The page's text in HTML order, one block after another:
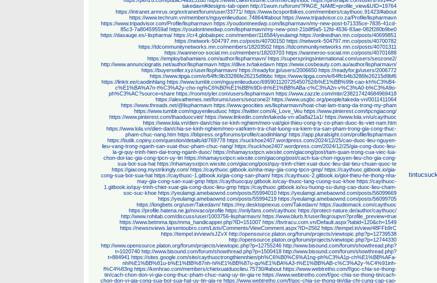
takedavn#designs-tab-open http://1wum.ru/forum/?PAGE_NAME=profile_view&UID=19764
https://intranet.armrus.org/extranet/forum/user/33771/ https://www.bcsportbikes.com/members/caythuoc.91423/#about
https://www.techrum.vn/members/nguyenlieuduoc.74864/#about https://www.tripadvisor.co.za/Profile/lispharmavn
https://www.tripadvisor.com/Profile/lispharmavn https://youdontneedwp.com/lispharmavn/my-new-post-b71335ce-7835-41cd-
85c3-7a80459559af https://youdontneedwp.com/lispharmavn/my-new-post-21b8f9a5-12fd-4536-83ae-082f280b9be0
https://dasauge.es/-lispharma/ https://cr4.globalspec.com/member/116584/yeulamgi https://onlinedhan.mn.co/posts/40699851
https://network-504797.mn.co/posts/40700150 https://network-504797.mn.co/posts/40700782
https://tdcommunitynetworks.mn.co/members/18203502 https://tdcommunitynetworks.mn.co/posts/40701311
https://wanneroo-social.mn.co/members/18203703 https://wanneroo-social.mn.co/posts/40701688
https://employbahamians.com/author/lispharmavn/ https://superspringsinternational.com/users/seozone2/
http://www.annunciogratis.net/author/lispharmavn https://dlive.tv/takedavn https://www.cosbeauty.com.au/author/lispharmavn/
https://buyerseller.xyz/user/lispharmavn/ https://readyfor.jp/users/2006650 https://readyfor.jp/users/2006772
https://www.tipga.com/e/64ffc9b33286fe26215d9bbc https://www.tipga.com/e/64ffcb4b3286fe26215d9bf6
https://linktr.ee/caodinhlang https://www.tumblr.com/nguyenlieuduoc/695901120725450752/b%E1%BB%99t-cao-kh%C3%B4-
c%E1%BA%A7n-t%C3%A2y-cho-ng%C6%B0%E1%BB%9Di-th%E1%BB%ABa-c%C3%A2n-v%C3%A0-b%C3%A9o-
ph%C3%AC?source=share https://roomstyler.com/users/lispharmavn https://www.zazzle.com/mbr/238217424684969418
https://alexathemes.net/forums/users/seozone2/ https://www.usgbc.org/people/takeda-vn/0011411064
https://www.threads.net/@lispharmavn https://www.geocities.ws/lispharmavn/hoat-chat-lam-trang-da-trong-my-pham
https://www.tumblr.com/nguyenlieuduoc https://twitter.com/Ai_Love_Veu https://www.pinterest.com/tpcngiacong/
https://www.pinterest.com/thaoduocviet/ https://www.linkedin.com/in/takeda-vn-a0a8a21a1/ https://www.lola.vn/u/caythuoc
https://www.lola.vn/dien-dan/chia-se-kinh-nghiem/meo-vat/gioi-thieu-cong-ty-co-phan-duoc-lis-viet-nam.htm
https://www.lola.vn/dien-dan/chia-se-kinh-nghiem/meo-vat/kiem-tra-chat-luong-va-kiem-tra-san-pham-trong-gia-cong-thuc-
pham-chuc-nang.htm https://bbpress.org/forums/profile/caodinhlang/ https://app.pluralsight.com/profile/lispharmavn
https://butik.copiny.com/question/details/id/769778 https://suckhoe2407.wordpress.com/2024/12/25/cao-duoc-lieu-nguyen-
lieu-vang-trong-nganh-san-xuat-thuc-pham-chuc-nang/ https://suckhoe2407.wordpress.com/2024/12/25/gia-cong-duoc-lieu-
la-gi-quy-trinh-hien-dai-trong-nganh-duoc/ https://nhamaysxtpcn.wixsite.com/giacong/post/tam-quan-trong-cua-viec-lua-
chon-doi-tac-gia-cong-tpcn-uy-tin https://nhamaysxtpcn.wixsite.com/giacong/post/cach-lua-chon-nguyen-lieu-cho-gia-cong-
sua-bot-sua-hat https://nhamaysxtpcn.wixsite.com/giacong/post/quy-trinh-chiet-xuat-duoc-lieu-dat-tieu-chuan-quoc-te
https://giacong.mystrikingly.com/ https://caythuoc.gitbook.io/nha-may-gia-cong-tpcn-gmp/ https://caythuoc.gitbook.io/gia-
cong-sua-bot-sua-hat https://caythuoc-1.gitbook.io/gia-cong-san-pham/ https://caythuoc-2.gitbook.io/gioi-thieu-he-thong-nha-
may-gia-cong-san-xuat-gmp https://caythuocquy.gitbook.io/cay-thuoc-tang-cuong-suc-khoe https://caythuoc-
1.gitbook.io/quy-trinh-chiet-xuat-gia-cong-duoc-lieu-gmp https://caythuoc.gitbook.io/xu-huong-su-dung-cao-duoc-lieu-cham-
soc-suc-khoe https://yeulamgi.amebaownd.com/posts/55994010 https://yeulamgi.amebaownd.com/posts/56099669
https://yeulamgi.amebaownd.com/posts/55994219 https://yeulamgi.amebaownd.com/posts/56099705
https://longbets.org/user/Takedavn/ https://my.desktopnexus.com/Takedavn/ https://audiomack.com/caythuoc
https://profile.hatena.ne.jp/novaco/profile https://onlyfans.com/caythuoc https://protect-nature.de/author/caythuoc/
http://www.rohitab.com/discuss/user/1003756-lispharmavn/ https://www.blurb.fr/user/lisgroupvn?profile_preview=true
https://www.betmma.tips/mma_handicapper.php?ID=151007 https://bvtracu.com.vn/Default.aspx?tabid=120&ch=1549
https://newsnviews.larsentoubro.com/Lists/Comments/ViewComment.aspx?ID=2562 https://tempel.in/view/48FFb9rC
https://tempel.in/view/sJZvX http://opensource.platon.org/forum/projects/viewtopic.php?p=12739538
http://opensource.platon.org/forum/projects/viewtopic.php?p=12744330
http://www.opensource.platon.org/forum/projects/viewtopic.php?p=12755246 http://www.bisound.com/forum/showthread.php?
t=1020740 http://www.bisound.com/forum/showthread.php?p=1500418 http://www.bisound.com/forum/showthread.php?
t=884941 https://sites.google.com/site/caythuoctrongthiennhien/ph%C6%B0%C6%A1ng-ph%C3%A1p-ch%E1%BB%AFa-
nhi%E1%BB%81u-b%E1%BB%87nh-hi%E1%BB%87u-qu%E1%BA%A3-t%E1%BB%AB-c%C3%A2y-%C4%91inh-
l%C4%83ng https://kenhrao.com/members/chietxuatduoclieu.75730/#about https://www.webtretho.com/f/goc-chia-se-thong-
tin/cach-chon-don-vi-gia-cong-thuc-pham-chuc-nang-uy-tin-gia-re https://www.webtretho.com/f/goc-chia-se-thong-tin/cach-
chon-don-vi-gia-cong-sua-bot-sua-hat-uy-tin-gia-re https://www.webtretho.com/f/goc-chia-se-thong-tin/dia-chi-cung-cap-cao-